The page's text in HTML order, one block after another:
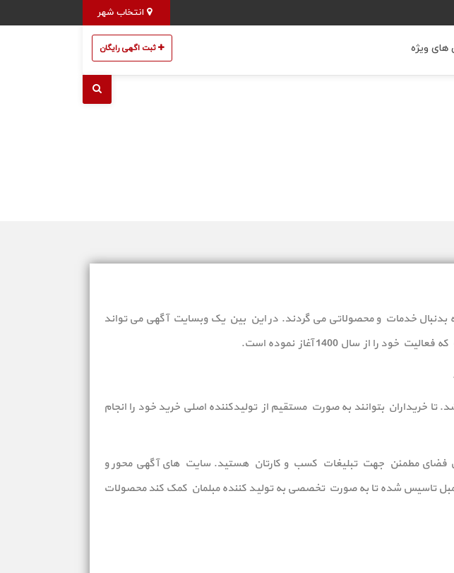
های ویژه ثبت اگهی رایگان
بدنبال خدمات و محصولاتی می گردند. در این بین یک وبسایت آگهی می تواند
از سال 1400 آغاز نموده است.
بتوانند به صورت مستقیم از تولیدکننده اصلی خرید خود را انجام
فضای مطمئن جهت تبلیغات کسب و کارتان هستید. سایت های آگهی محور و
مبل تاسیس شده تا به صورت تخصصی به تولید کننده مبلمان کمک کند محصولات